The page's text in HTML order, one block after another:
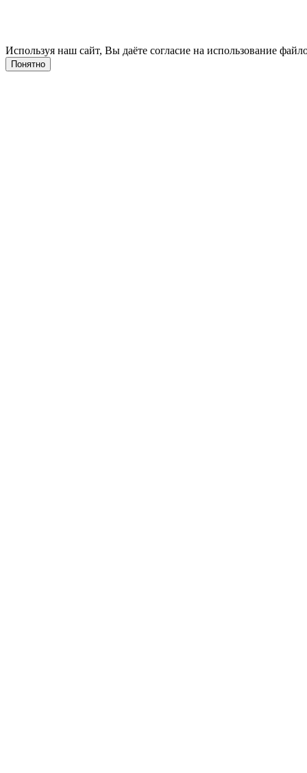
Используя наш сайт, Вы даёте согласие на использование
Понятно